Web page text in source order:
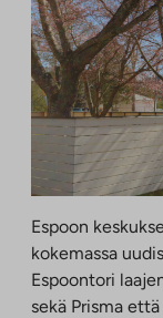
Espoon
kokemassa
Espoontori
sekä Prisma